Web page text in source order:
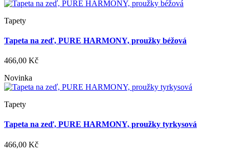
Tapety
Tapeta na zeď, PURE HARMONY, proužky béžová
466,00 Kč
Novinka
Tapety
Tapeta na zeď, PURE HARMONY, proužky tyrkysová
466,00 Kč